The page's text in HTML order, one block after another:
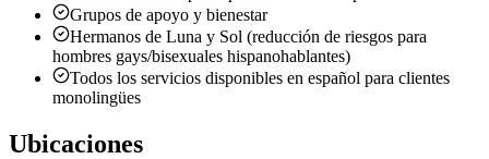
Grupos de apoyo y bienestar
Hermanos de Luna y Sol (reducción de riesgos para
hombres gays/bisexuales hispanohablantes)
Todos los servicios disponibles en español para clientes
monolingües
Ubicaciones